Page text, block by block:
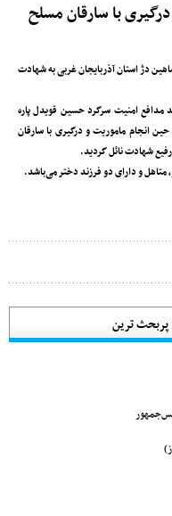
با سارقان مسلح
دژ استان آذربایجان غربی به شهادت
مدافع امنیت سرگرد حسین قویدل پاره
انجام ماموریت و درگیری با سارقان
شهادت نائل گردید.
و دارای دو فرزند دختر می‌باشد.
پربحث ترین